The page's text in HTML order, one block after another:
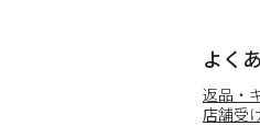
よく
返品・
店舗受